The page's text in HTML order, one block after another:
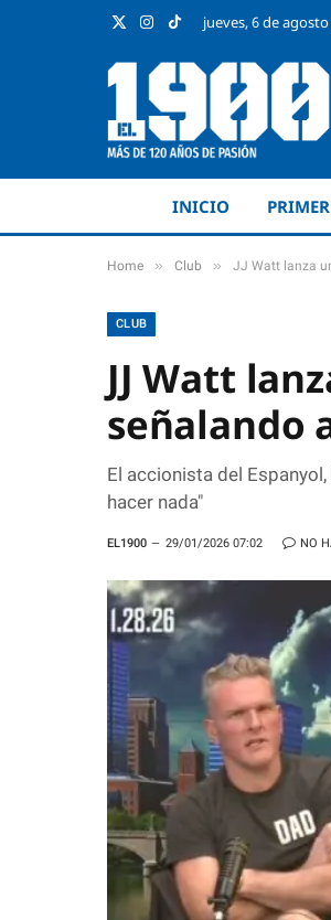
X
Instagram
TikTokjueves, 6 de
INICIO
Home » Club » JJ Watt lanza
CLUB
JJ Watt
señalando
El accionista del
hacer nada"
EL1900 29/01/2026 07:02 NO